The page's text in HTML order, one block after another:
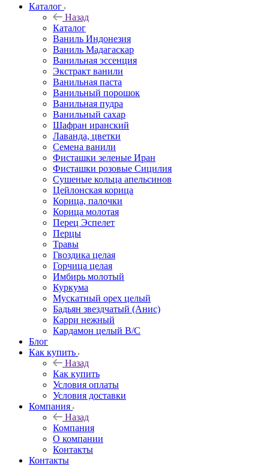
Каталог
Назад
Каталог
Ваниль Индонезия
Ваниль Мадагаскар
Ванильная эссенция
Экстракт ванили
Ванильная паста
Ванильный порошок
Ванильная пудра
Ванильный сахар
Шафран иранский
Лаванда, цветки
Семена ванили
Фисташки зеленые Иран
Фисташки розовые Сицилия
Сушеные кольца апельсинов
Цейлонская корица
Корица, палочки
Корица молотая
Перец Эспелет
Перцы
Травы
Гвоздика целая
Горчица целая
Имбирь молотый
Куркума
Мускатный орех целый
Бадьян звездчатый (Анис)
Карри нежный
Кардамон целый В/С
Блог
Как купить
Назад
Как купить
Условия оплаты
Условия доставки
Компания
Назад
Компания
О компании
Контакты
Контакты